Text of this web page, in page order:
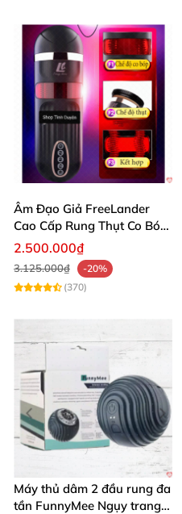
Âm Đạo Giả FreeLander
Cao Cấp Rung Thụt Co Bóp
Đỉnh Nhật Bản
2.500.000₫
3.125.000₫
-20%
(370)
Máy thủ dâm 2 đầu rung đa
tần FunnyMee Ngụy trang